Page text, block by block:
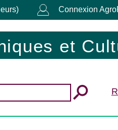
Connexion
et